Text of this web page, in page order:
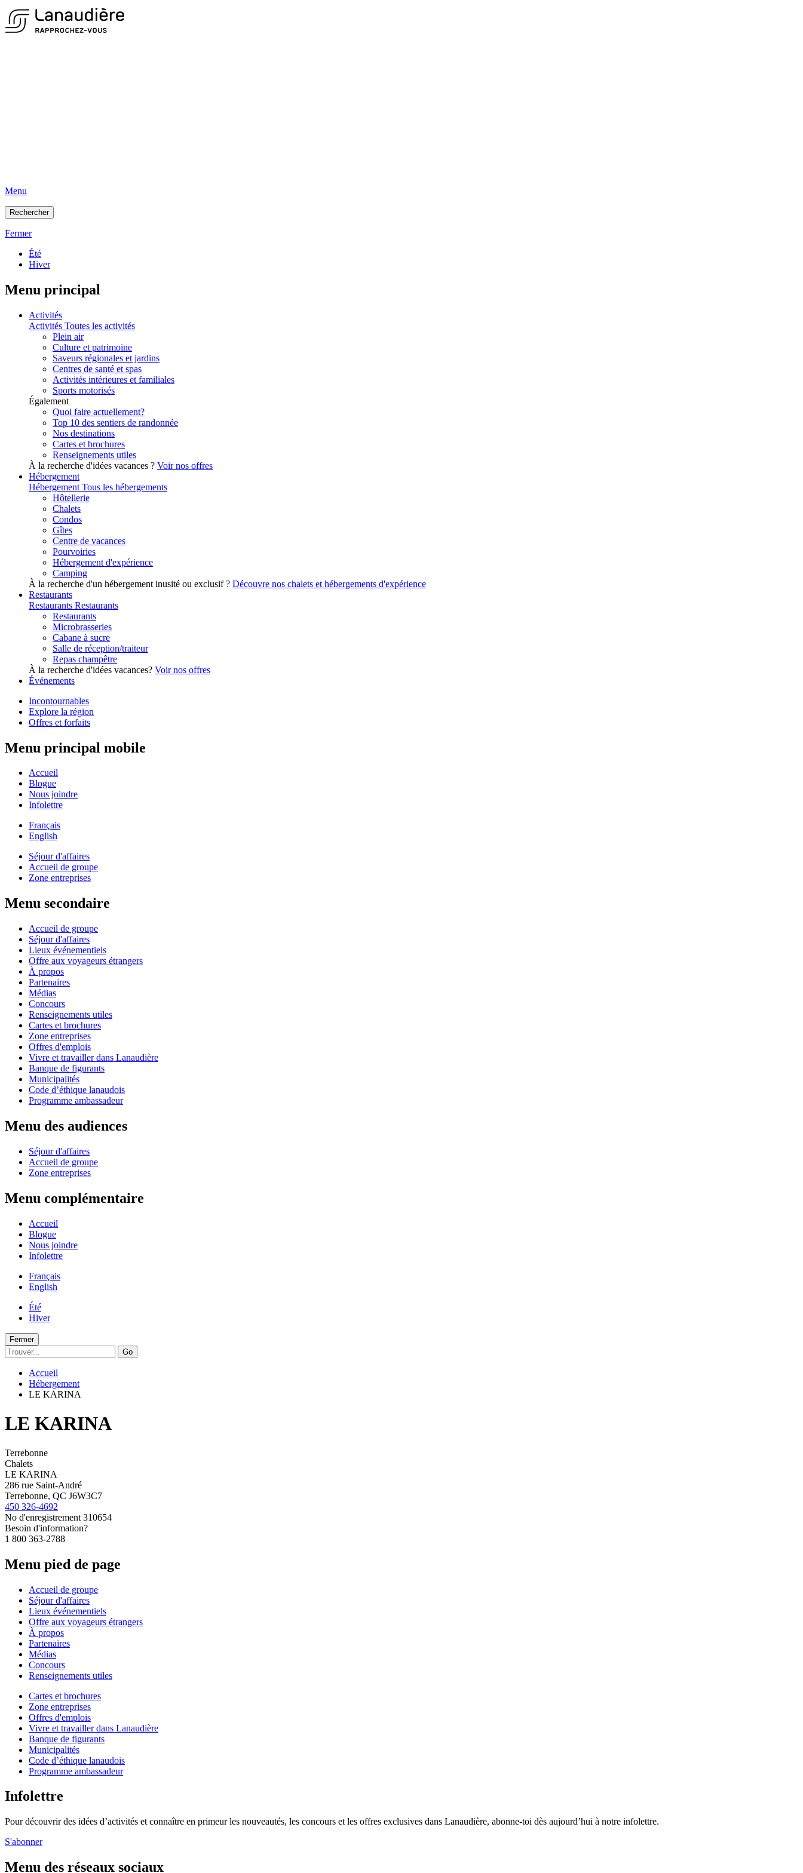
Menu
Rechercher
Fermer
Été
Hiver
Menu principal
Activités
Activités Toutes les activités
Plein air
Culture et patrimoine
Saveurs régionales et jardins
Centres de santé et spas
Activités intérieures et familiales
Sports motorisés
Également
Quoi faire actuellement?
Top 10 des sentiers de randonnée
Nos destinations
Cartes et brochures
Renseignements utiles
À la recherche d'idées vacances ? Voir nos offres
Hébergement
Hébergement Tous les hébergements
Hôtellerie
Chalets
Condos
Gîtes
Centre de vacances
Pourvoiries
Hébergement d'expérience
Camping
À la recherche d'un hébergement inusité ou exclusif ? Découvre nos chalets et hébergements d'expérience
Restaurants
Restaurants Restaurants
Restaurants
Microbrasseries
Cabane à sucre
Salle de réception/traiteur
Repas champêtre
À la recherche d'idées vacances? Voir nos offres
Événements
Incontournables
Explore la région
Offres et forfaits
Menu principal mobile
Accueil
Blogue
Nous joindre
Infolettre
Français
English
Séjour d'affaires
Accueil de groupe
Zone entreprises
Menu secondaire
Accueil de groupe
Séjour d'affaires
Lieux événementiels
Offre aux voyageurs étrangers
À propos
Partenaires
Médias
Concours
Renseignements utiles
Cartes et brochures
Zone entreprises
Offres d'emplois
Vivre et travailler dans Lanaudière
Banque de figurants
Municipalités
Code d’éthique lanaudois
Programme ambassadeur
Menu des audiences
Séjour d'affaires
Accueil de groupe
Zone entreprises
Menu complémentaire
Accueil
Blogue
Nous joindre
Infolettre
Français
English
Été
Hiver
Fermer
Go
Accueil
Hébergement
LE KARINA
LE KARINA
Terrebonne
Chalets
LE KARINA
286 rue Saint-André
Terrebonne, QC J6W3C7
450 326-4692
No d'enregistrement 310654
Besoin d'information?
1 800 363-2788
Menu pied de page
Accueil de groupe
Séjour d'affaires
Lieux événementiels
Offre aux voyageurs étrangers
À propos
Partenaires
Médias
Concours
Renseignements utiles
Cartes et brochures
Zone entreprises
Offres d'emplois
Vivre et travailler dans Lanaudière
Banque de figurants
Municipalités
Code d’éthique lanaudois
Programme ambassadeur
Infolettre
Pour découvrir des idées d’activités et connaître en primeur les nouveautés, les concours et les offres exclusives dans Lanaudière, abonne-toi dès aujourd’hui à notre infolettre.
S'abonner
Menu des réseaux sociaux